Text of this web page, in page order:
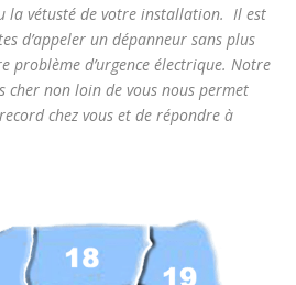
la vétusté de votre installation. Il est
d’appeler un dépanneur sans plus
problème d’urgence électrique. Notre
cher non loin de vous nous permet
chez vous et de répondre à